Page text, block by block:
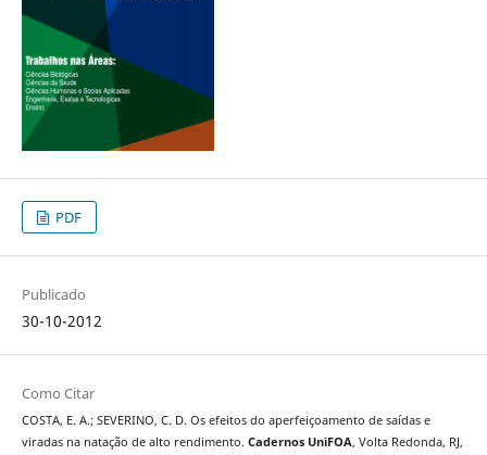
PDF
Publicado
30-10-2012
Como Citar
COSTA, E. A.; SEVERINO, C. D. Os efeitos do aperfeiçoamento de saídas e
viradas na natação de alto rendimento. Cadernos UniFOA, Volta Redonda, RJ,